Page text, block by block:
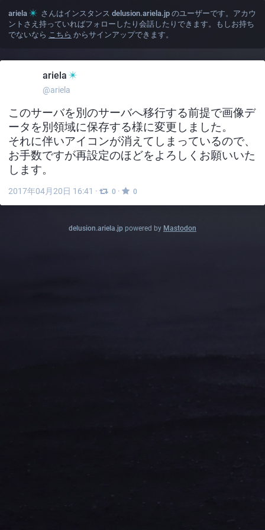
ariela さんはインスタンス delusion.ariela.jpのユーザーです。アカウ
ントさえ持っていればフォローしたり会話したりできます。もしお持ち
でないなら こちら からサインアップできます。
ariela
@ariela
このサーバを別のサーバへ移行する前提で画像デ
ータを別領域に保存する様に変更しました。
それに伴いアイコンが消えてしまっているので、
お手数ですが再設定のほどをよろしくお願いいた
します。
2017年04月20日 16:41 · 0 · 0
delusion.ariela.jp powered by Mastodon